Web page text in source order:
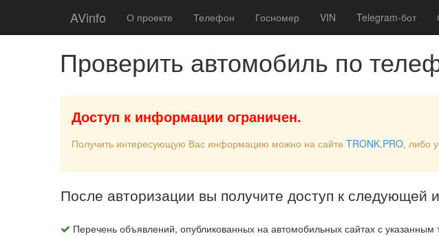
AVinfo О проекте Телефон Госномер VIN Telegram-бот
Проверить автомобиль по
Доступ к информации ограничен.
Получить интересующую Вас информацию можно на сайте TRONK.PRO, либо
После авторизации вы получите доступ к следующей
Перечень объявлений, опубликованных на автомобильных сайтах с